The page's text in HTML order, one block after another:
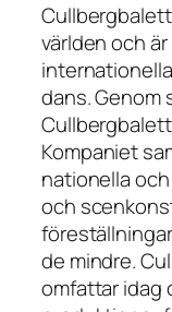
världen och
dans. Genom
Kompaniet
nationella
och
de mindre.
omfattar idag